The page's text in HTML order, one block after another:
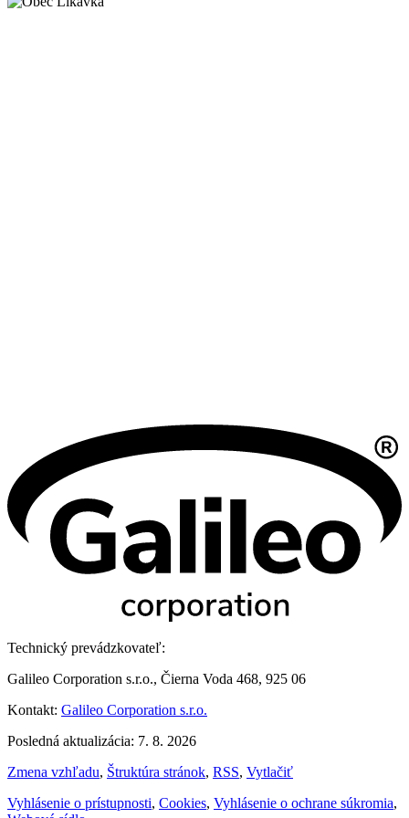
Technický prevádzkovateľ:
Galileo Corporation s.r.o., Čierna Voda 468, 925 06
Kontakt: Galileo Corporation s.r.o.
Posledná aktualizácia: 7. 8. 2026
Zmena vzhľadu, Štruktúra stránok, RSS, Vytlačiť
Vyhlásenie o prístupnosti, Cookies, Vyhlásenie o ochrane súkromia,